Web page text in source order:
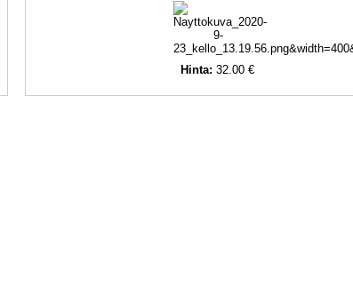
Hinta:32.00 €